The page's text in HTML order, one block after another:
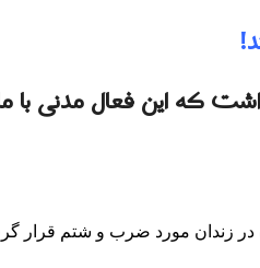
که این فعال مدنی با
در زندان مورد ضرب و شتم قرار